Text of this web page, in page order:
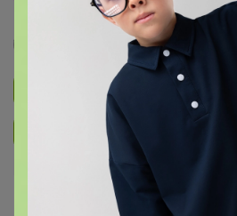
Подписаться на закупку
Подписаться на организатора